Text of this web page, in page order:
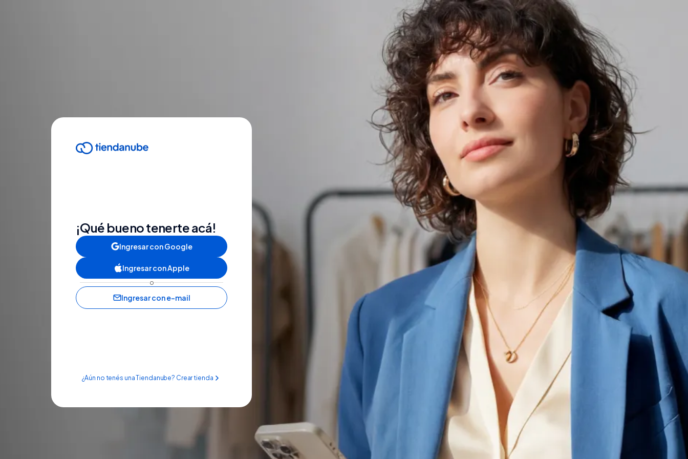
¡Qué bueno tenerte acá!
Ingresar con Google
Ingresar con Apple
o
Ingresar con e-mail
¿Aún no tenés una Tiendanube? Crear tienda